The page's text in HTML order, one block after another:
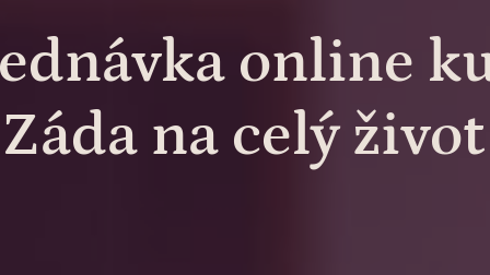
online
Záda na celý život